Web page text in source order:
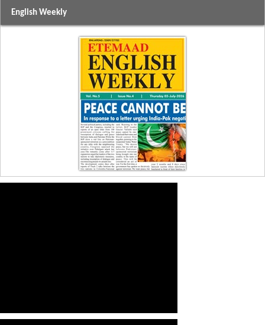
English Weekly